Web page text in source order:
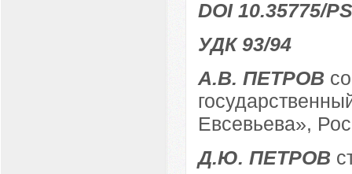
DOI 10.35775/
УДК 93/94
А.В. ПЕТРОВ
Евсевьева»,
Д.Ю. ПЕТРОВ